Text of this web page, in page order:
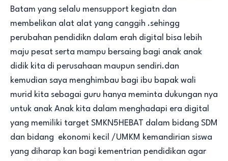
Batam yang selalu mensupport kegiatn dan
membelikan alat alat yang canggih .sehingg
perubahan pendidikn dalam erah digital bisa lebih
maju pesat serta mampu bersaing bagi anak anak
didik kita di perusahaan maupun sendiri.dan
kemudian saya menghimbau bagi ibu bapak wali
murid kita sebagai guru hanya meminta dukungan nya
untuk anak Anak kita dalam menghadapi era digital
yang memiliki target SMKN5HEBAT dalam bidang SDM
dan bidang ekonomi kecil /UMKM kemandirian siswa
yang diharap kan bagi kementrian pendidikan agar